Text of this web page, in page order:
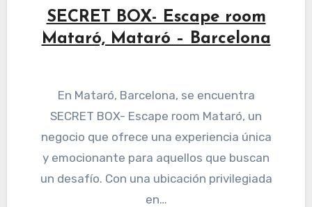
SECRET BOX- Escape room
Mataró, Mataró – Barcelona
En Mataró, Barcelona, se encuentra
SECRET BOX- Escape room Mataró, un
negocio que ofrece una experiencia única
y emocionante para aquellos que buscan
un desafío. Con una ubicación privilegiada
en…